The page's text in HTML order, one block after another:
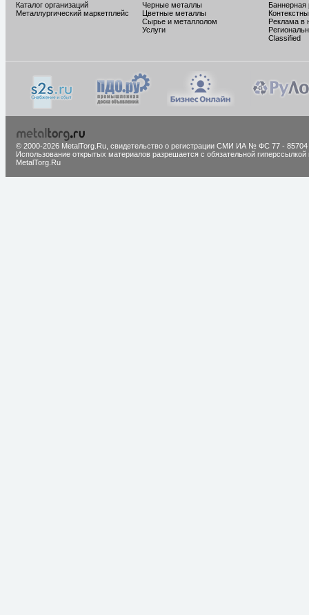
Каталог организаций
Металлургический маркетплейс
Черные металлы
Цветные металлы
Сырье и металлолом
Услуги
Баннерная
Реклама в
Classified
© 2000-2026 MetalTorg.Ru, cвидетельство о регистрации СМИ ИА № ФС 77 - 85704
Использование открытых материалов разрешается с обязательной гиперссылкой
MetalTorg.Ru